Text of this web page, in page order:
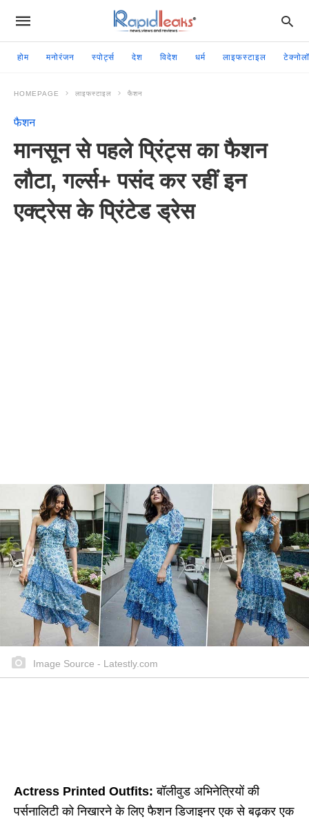
होम मनोरंजन स्पोर्ट्स देश विदेश धर्म लाइफस्टाइल
HOMEPAGE लाइफस्टाइल फैशन
फैशन
मानसून से पहले प्रिंट्स का फैशन
लौटा, गर्ल्स+ पसंद कर रहीं इन
एक्ट्रेस के प्रिंटेड ड्रेस
Image Source - Latestly.com
Actress Printed Outfits: बॉलीवुड अभिनेत्रियों की
पर्सनालिटी को निखारने के लिए फैशन डिजाइनर एक से बढ़कर एक